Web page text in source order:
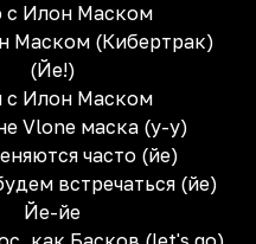
с Илон Маском
Маском (Кибертрак)
(Йе!)
с Илон Маском
Vlone маска (у-у)
часто (йе)
встречаться (йе)
Йе-йе